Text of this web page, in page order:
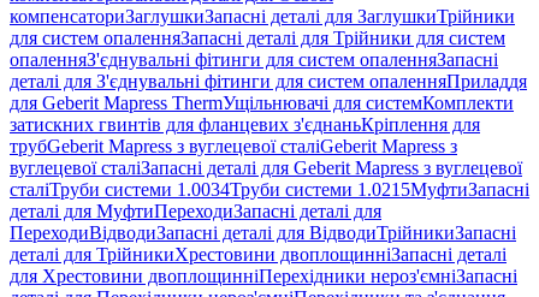
компенсаториЗаглушкиЗапасні деталі для ЗаглушкиТрійники
для систем опаленняЗапасні деталі для Трійники для систем
опаленняЗ'єднувальні фітинги для систем опаленняЗапасні
деталі для З'єднувальні фітинги для систем опаленняПриладдя
для Geberit Mapress ThermУщільнювачі для системКомплекти
затискних гвинтів для фланцевих з'єднаньКріплення для
трубGeberit Mapress з вуглецевої сталіGeberit Mapress з
вуглецевої сталіЗапасні деталі для Geberit Mapress з вуглецевої
сталіТруби системи 1.0034Труби системи 1.0215МуфтиЗапасні
деталі для МуфтиПереходиЗапасні деталі для
ПереходиВідводиЗапасні деталі для ВідводиТрійникиЗапасні
деталі для ТрійникиХрестовини двоплощинніЗапасні деталі
для Хрестовини двоплощинніПерехідники нероз'ємніЗапасні